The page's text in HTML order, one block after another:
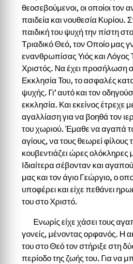
θεοσεβούμενοι, οι οποίοι τον
παιδεία και νουθεσία Κυρίου.
παιδική του ψυχή την πίστη
Τριαδικό Θεό, τον Οποίο μας
ενανθρωπίσας Υιός και Λόγος
Χριστός. Να έχει προσήλωση
Εκκλησία Του, το ασφαλές
ψυχής. Γι’ αυτό και τον
εκκλησία. Και εκείνος έτρεχε
αγαλλίαση για να βοηθά τον
του χωριού. Έμαθε να αγαπά
αγίους, να τους θεωρεί φίλους
κουβεντιάζει ώρες ολόκληρες
Ιδιαίτερα σέβονταν και
μας και τον άγιο Γεώργιο, ο
υποφέρει και είχε πεθάνει
του στο Χριστό.
Ενωρίς είχε χάσει τους
γονείς, μένοντας ορφανός. Η
του στο Θεό τον στήριξε στη
περίοδο της ζωής του. Για να